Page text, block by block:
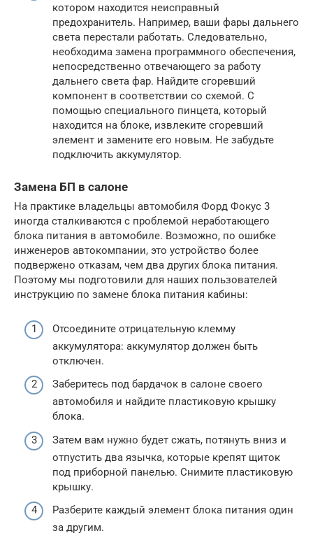
котором находится неисправный
предохранитель. Например, ваши фары дальнего
света перестали работать. Следовательно,
необходима замена программного обеспечения,
непосредственно отвечающего за работу
дальнего света фар. Найдите сгоревший
компонент в соответствии со схемой. С
помощью специального пинцета, который
находится на блоке, извлеките сгоревший
элемент и замените его новым. Не забудьте
подключить аккумулятор.
Замена БП в салоне
На практике владельцы автомобиля Форд Фокус 3
иногда сталкиваются с проблемой неработающего
блока питания в автомобиле. Возможно, по ошибке
инженеров автокомпании, это устройство более
подвержено отказам, чем два других блока питания.
Поэтому мы подготовили для наших пользователей
инструкцию по замене блока питания кабины:
Отсоедините отрицательную клемму
аккумулятора: аккумулятор должен быть
отключен.
Заберитесь под бардачок в салоне своего
автомобиля и найдите пластиковую крышку
блока.
Затем вам нужно будет сжать, потянуть вниз и
отпустить два язычка, которые крепят щиток
под приборной панелью. Снимите пластиковую
крышку.
Разберите каждый элемент блока питания один
за другим.